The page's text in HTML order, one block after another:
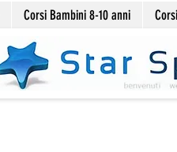
Corsi Bambini 8-10 anni